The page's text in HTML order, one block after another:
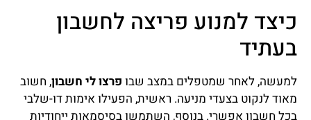
כיצד למנוע פריצה לחשבון
בעתיד
למעשה, לאחר שמטפלים במצב שבו פרצו לי חשבון, חשוב
מאוד לנקוט בצעדי מניעה. ראשית, הפעילו אימות דו-שלבי
בכל חשבון אפשרי. בנוסף, השתמשו בסיסמאות ייחודיות